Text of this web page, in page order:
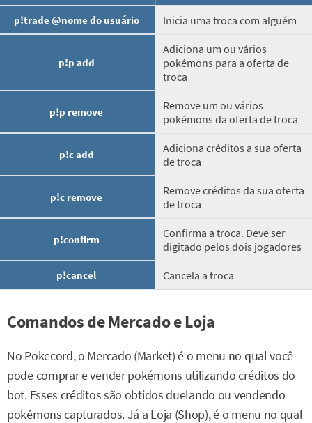
p!trade @nome do usuário Inicia uma troca com alguém
p!p add
Adiciona um ou vários
pokémons para a oferta de
troca
p!p remove
Remove um ou vários
pokémons da oferta de troca
p!c add
Adiciona créditos a sua oferta
de troca
p!c remove
Remove créditos da sua oferta
de troca
p!confirm
Confirma a troca. Deve ser
digitado pelos dois jogadores
p!cancel Cancela a troca
Comandos de Mercado e Loja
No Pokecord, o Mercado (Market) é o menu no qual você
pode comprar e vender pokémons utilizando créditos do
bot. Esses créditos são obtidos duelando ou vendendo
pokémons capturados. Já a Loja (Shop), é o menu no qual